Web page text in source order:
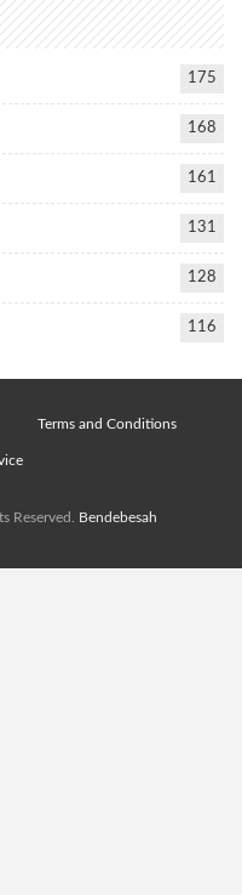
175
168
161
131
128
116
Terms and Conditions
Reserved. Bendebesah